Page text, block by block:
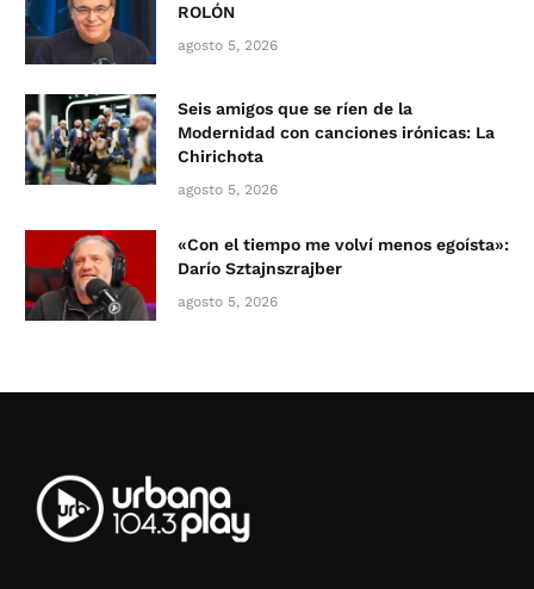
ROLÓN
agosto 5, 2026
Seis amigos que se ríen de la
Modernidad con canciones irónicas: La
Chirichota
agosto 5, 2026
«Con el tiempo me volví menos egoísta»:
Darío Sztajnszrajber
agosto 5, 2026